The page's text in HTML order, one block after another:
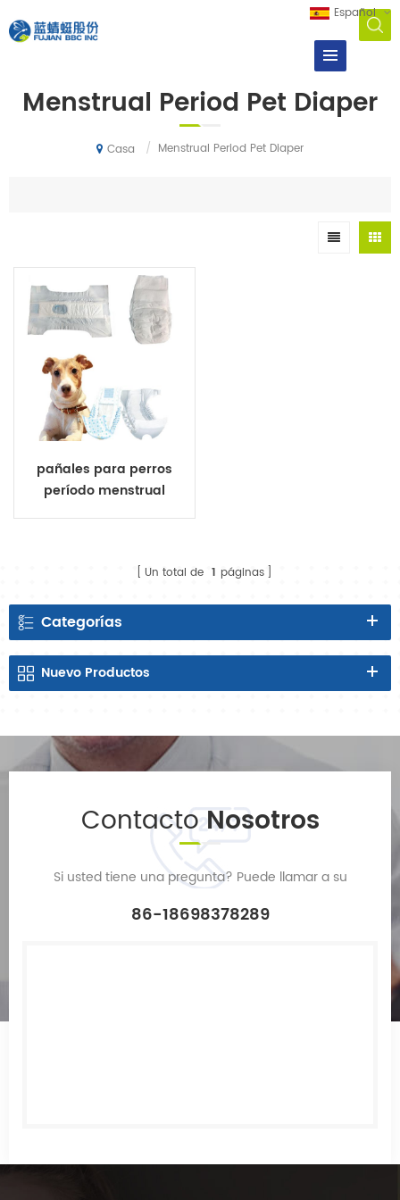
Español
Menstrual Period Pet Diaper
Casa / Menstrual Period Pet Diaper
pañales para perros
período menstrual
Un total de 1 páginas
Categorías
Nuevo Productos
ContactoNosotros
Si usted tiene una pregunta? Puede llamar a su
86-18698378289